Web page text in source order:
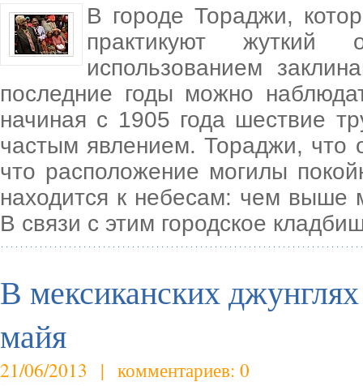
В городе Тораджи,
практикуют
использованием
последние годы можно
начиная с 1905 года шествие
частым явлением. Тораджи, что
что расположение могилы
находится к небесам: чем выше
В связи с этим городское
В мексиканских
майя
21/06/2013 | комментариев: 0